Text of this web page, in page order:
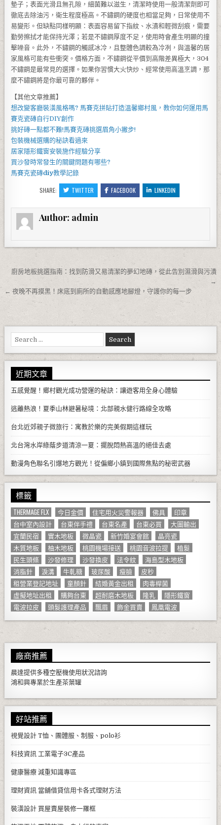
墊子；表面光滑且無孔隙，細菌難以滋生，清潔時使用一般清潔劑即可
徹底去除油污，衛生程度極高。不鏽鋼的硬度也相當足夠，日常使用不
易變形。但缺點同樣明顯：表面容易留下指紋、水漬和輕微刮痕，需要
勤勞擦拭才能保持光澤；若是不鏽鋼厚度不足，使用時會產生明顯的撞
擊噪音。此外，不鏽鋼的觸感冰冷，且整體色調較為冷冽，與溫馨的居
家風格可能有些衝突。價格方面，不鏽鋼從平價到高階差異極大，304
不鏽鋼是最常見的選擇。如果你習慣大火快炒、經常使用高溫烹調，那
麼不鏽鋼將是你最可靠的夥伴。
【其他文章推薦】
想改變客廳裝潢風格嗎? 馬賽克拼貼打造溫馨鄉村風，教你如何運用 馬
賽克瓷磚自行DIY創作
挑好磚一點都不難!馬賽克磚挑選眉角小撇步!
包裝機械選購的秘訣看過來
居家隱形鐵窗安裝施作經驗分享
買沙發時常發生的關鍵問題有哪些?
馬賽克瓷磚diy教學記錄
SHARE: TWITTER FACEBOOK LINKEDIN
Author: admin
文章導覽
廚房地板挑選指南：找到防滑又易清潔的夢幻地磚，從此告別濕滑與污漬
→
← 夜晚不再摸黑！床底到廁所的自動感應地腳燈，守護你的每一步
Search for:
近期文章
五感覺醒！鄉村觀光成功營運的秘訣：讓遊客用全身心體驗
逃離熱浪！夏季山林避暑秘境：北部親水健行路線全攻略
台北近郊親子微旅行：寓教於樂的完美假期這樣玩
北台灣水岸綠蔭步道清涼一夏：擺脫悶熱高溫的絕佳去處
動漫角色聯名引爆地方觀光！從偏鄉小鎮到國際焦點的秘密武器
標籤
THERMAGE FLX 今日金價 住宅用火災警報器 佛具
印章
台中室內設計
台東伴手禮 台東名產 台東必買
大圖輸出
宜蘭民宿
實木地板 微晶瓷 新竹婚宴會館
晶亮瓷
木質地板
柚木地板 桃園機場接送 桃園音波拉提
植髮
民生頭條
沙發修理 沙發換皮 法令紋
海島型木地板
消脂針
淚溝 牛軋糖 玻尿酸 瘦臉
皮秒
租營業登記地址
童顏針 結婚黃金出租
肉毒桿菌
虛擬地址出租
購夠台東 超耐磨木地板 隆乳
隱形鐵窗
電波拉皮
頭髮護理產品 飄眉 飾金買賣 鳳凰電波
廠商推薦
晨達提供多種空壓機使用狀況諮詢
鴻和興專業於生產茶葉罐
好站推薦
視覺設計 T恤、團體服、制服、polo衫
科技資訊 工業電子3C產品
健康醫療 減重知識專區
理財資訊 當舖借貸信用卡各式理財方法
裝潢設計 買屋賣屋裝修一羅框